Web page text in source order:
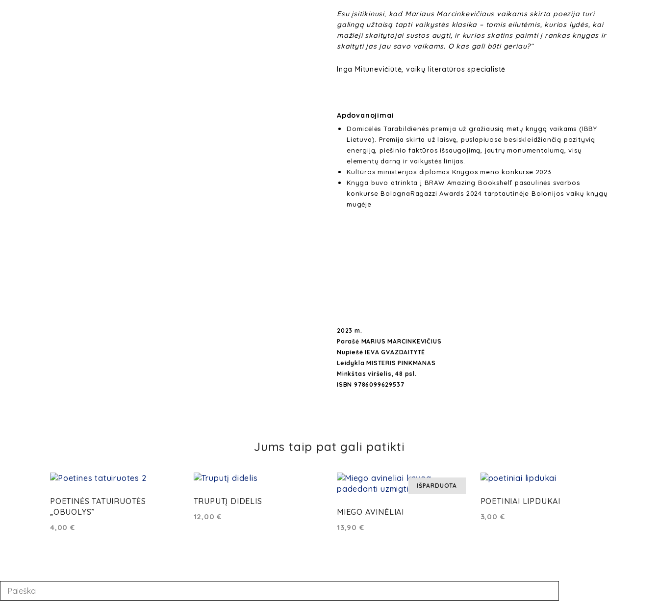
Esu įsitikinusi, kad Mariaus Marcinkevičiaus vaikams skirta poezija turi
galingą užtaisą tapti vaikystės klasika – tomis eilutėmis, kurios lydės, kai
mažieji skaitytojai sustos augti, ir kurios skatins paimti į rankas knygas ir
skaityti jas jau savo vaikams. O kas gali būti geriau?“
Inga Mitunevičiūtė, vaikų literatūros specialistė
Apdovanojimai
Domicėlės Tarabildienės premija už gražiausią metų knygą vaikams (IBBY
Lietuva). Premija skirta už laisvę, puslapiuose besiskleidžiančią pozityvią
energiją, piešinio faktūros išsaugojimą, jautrų monumentalumą, visų
elementų darną ir vaikystės linijas.
Kultūros ministerijos diplomas Knygos meno konkurse 2023
Knyga buvo atrinkta į BRAW Amazing Bookshelf pasaulinės svarbos
konkurse BolognaRagazzi Awards 2024 tarptautinėje Bolonijos vaikų knygų
mugėje
2023 m.
Parašė MARIUS MARCINKEVIČIUS
Nupiešė IEVA GVAZDAITYTĖ
Leidykla MISTERIS PINKMANAS
Minkštas viršelis, 48 psl.
ISBN 9786099629537
Jums taip pat gali patikti
POETINĖS TATUIRUOTĖS
„OBUOLYS”
4,00 €
TRUPUTĮ DIDELIS
12,00€
IŠPARDUOTA
MIEGO AVINĖLIAI
13,90 €
POETINIAI LIPDUKAI
3,00 €